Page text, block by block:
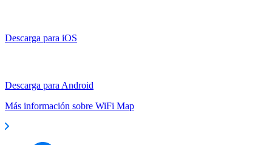
Descarga para iOS
Descarga para Android
Más información sobre WiFi Map